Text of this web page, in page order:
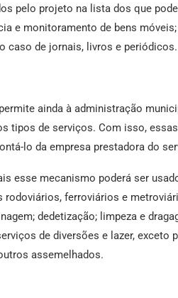
pelo projeto na lista dos que
e monitoramento de bens
caso de jornais, livros e periódicos.
ainda à administração
tipos de serviços. Com isso,
lo da empresa prestadora do
esse mecanismo poderá ser
ferroviários e
dedetização; limpeza e
de diversões e lazer, exceto
assemelhados.